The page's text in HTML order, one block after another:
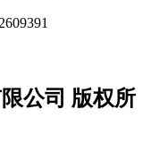
公司 版权所